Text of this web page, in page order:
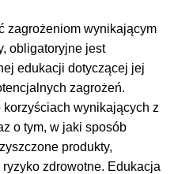
zagrożeniom wynikającym
obligatoryjne jest
edukacji dotyczącej jej
zagrożeń.
korzyściach wynikających z
o tym, w jaki sposób
produkty,
zdrowotne. Edukacja